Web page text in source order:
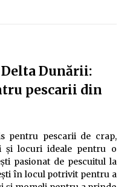
pentru
u razvoju zajednice
Dunării:
pescarii din
pentru pescarii de crap,
și locuri ideale pentru o
pasionat de pescuitul la
în locul potrivit pentru a